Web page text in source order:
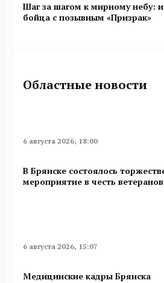
Шаг за шагом к мирному небу:
бойца с позывным «Призрак»
Областные новости
6 августа 2026, 18:00
В Брянске состоялось
мероприятие в честь
6 августа 2026, 15:07
Медицинские кадры Брянска